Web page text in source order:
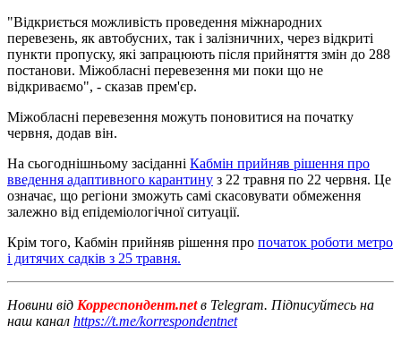
"Відкриється можливість проведення міжнародних
перевезень, як автобусних, так і залізничних, через відкриті
пункти пропуску, які запрацюють після прийняття змін до 288
постанови. Міжобласні перевезення ми поки що не
відкриваємо", - сказав прем'єр.
Міжобласні перевезення можуть поновитися на початку
червня, додав він.
На сьогоднішньому засіданні Кабмін прийняв рішення про
введення адаптивного карантину з 22 травня по 22 червня. Це
означає, що регіони зможуть самі скасовувати обмеження
залежно від епідеміологічної ситуації.
Крім того, Кабмін прийняв рішення про початок роботи метро
і дитячих садків з 25 травня.
Новини від Корреспондент.netв Telegram. Підписуйтесь на
наш канал https://t.me/korrespondentnet